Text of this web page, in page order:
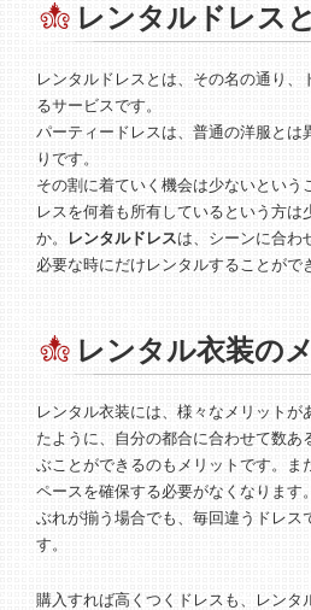
レンタルドレス
レンタルドレスとは、その名の通り、
るサービスです。
パーティードレスは、普通の洋服とは
りです。
その割に着ていく機会は少ないという
レスを何着も所有しているという方は
か。
レンタルドレスは、シーンに合わ
必要な時にだけレンタルすることがで
レンタル衣装の
レンタル衣装には、様々なメリットが
たように、自分の都合に合わせて数あ
ぶことができるのもメリットです。ま
ペースを確保する必要がなくなります
ぶれが揃う場合でも、毎回違うドレス
す。
購入すれば高くつくドレスも、レンタ